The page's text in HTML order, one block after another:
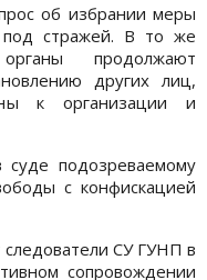
об избрании меры
под стражей. В то же
продолжают
других лиц,
к организации и
суде подозреваемому
с конфискацией
СУ ГУНП в
сопровождении